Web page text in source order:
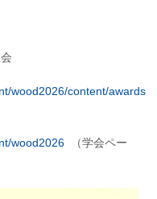
wood2026/content/awards
wood2026 （学会ペー